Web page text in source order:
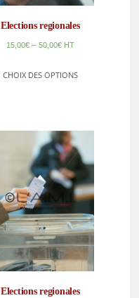
Elections regionales
15,00€– 50,00€ HT
CHOIX DES OPTIONS
Elections regionales